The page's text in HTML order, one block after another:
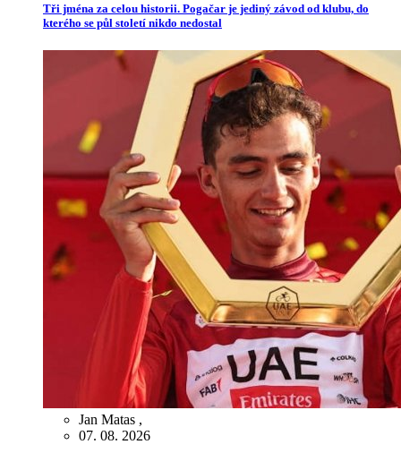
Tři jména za celou historii. Pogačar je jediný závod od klubu, do
kterého se půl století nikdo nedostal
Jan Matas ,
07. 08. 2026